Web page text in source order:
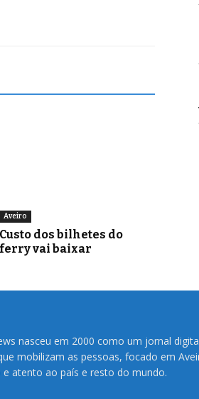
Aveiro
Custo dos bilhetes do
ferry vai baixar
nasceu em 2000 como um jornal
mobilizam as pessoas, focado em
atento ao país e resto do mundo.